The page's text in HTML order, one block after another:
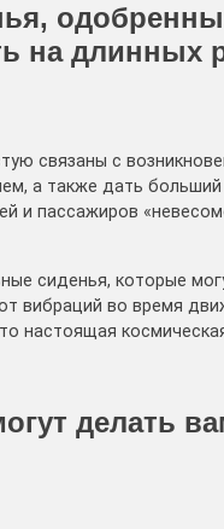
на длинных
связаны с
а также дать
и пассажиров
сиденья, которые
вибраций во время
настоящая
делать